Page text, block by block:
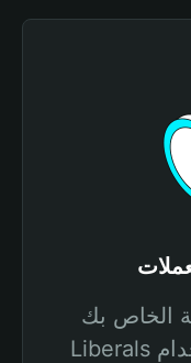
الخاص بك